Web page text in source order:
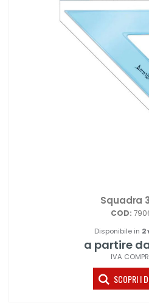
Squadra
COD:
Disponibile in 2
a partire
IVA
SCOPRI I